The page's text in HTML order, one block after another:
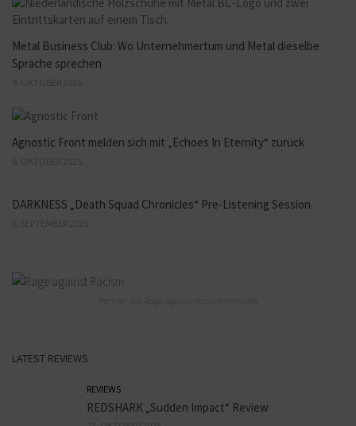
Metal Business Club: Wo Unternehmertum und Metal dieselbe
Sprache sprechen
Agnostic Front melden sich mit „Echoes In Eternity“ zurück
DARKNESS „Death Squad Chronicles“ Pre-Listening Session
LATEST REVIEWS
REVIEWS
REDSHARK „Sudden Impact“ Review